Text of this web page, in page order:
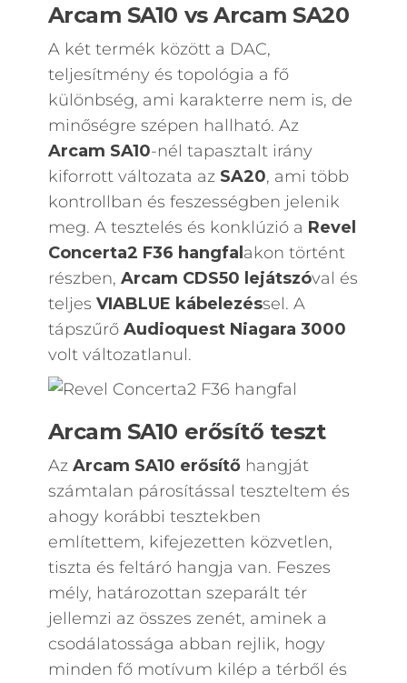
Arcam SA10 vs Arcam SA20
A két termék között a DAC,
teljesítmény és topológia a fő
különbség, ami karakterre nem is, de
minőségre szépen hallható. Az
Arcam SA10-nél tapasztalt irány
kiforrott változata az SA20, ami több
kontrollban és feszességben jelenik
meg. A tesztelés és konklúzió a Revel
Concerta2 F36 hangfalakon történt
részben, Arcam CDS50 lejátszóval és
teljes VIABLUE kábelezéssel. A
tápszűrő Audioquest Niagara 3000
volt változatlanul.
Arcam SA10 erősítő teszt
Az Arcam SA10 erősítőhangját
számtalan párosítással teszteltem és
ahogy korábbi tesztekben
említettem, kifejezetten közvetlen,
tiszta és feltáró hangja van. Feszes
mély, határozottan szeparált tér
jellemzi az összes zenét, aminek a
csodálatossága abban rejlik, hogy
minden fő motívum kilép a térből és